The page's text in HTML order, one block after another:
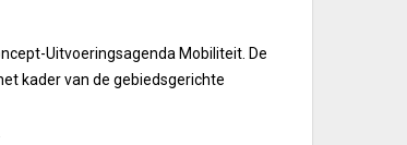
Uitvoeringsagenda Mobiliteit. De
kader van de gebiedsgerichte